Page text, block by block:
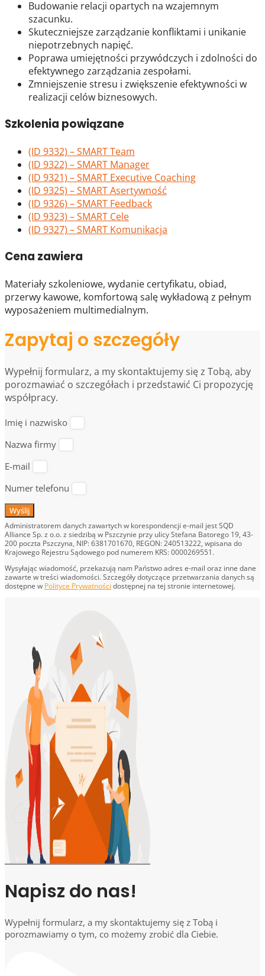
Budowanie relacji opartych na wzajemnym
szacunku.
Skuteczniejsze zarządzanie konfliktami i unikanie
niepotrzebnych napięć.
Poprawa umiejętności przywódczych i zdolności do
efektywnego zarządzania zespołami.
Zmniejszenie stresu i zwiększenie efektywności w
realizacji celów biznesowych.
Szkolenia powiązane
(ID 9332) – SMART Team
(ID 9322) – SMART Manager
(ID 9321) – SMART Executive Coaching
(ID 9325) – SMART Asertywność
(ID 9326) – SMART Feedback
(ID 9323) – SMART Cele
(ID 9327) – SMART Komunikacja
Cena zawiera
Materiały szkoleniowe, wydanie certyfikatu, obiad,
przerwy kawowe, komfortową salę wykładową z pełnym
wyposażeniem multimedialnym.
Zapytaj o szczegóły
Wypełnij formularz, a my skontaktujemy się z Tobą, aby
porozmawiać o szczegółach i przedstawić Ci propozycję
współpracy.
Imię i nazwisko
Nazwa firmy
E-mail
Numer telefonu
Wyślij
Administratorem danych zawartych w korespondencji e-mail jest SQD
Alliance Sp. z o.o. z siedzibą w Pszczynie przy ulicy Stefana Batorego 19, 43-
200 poczta Pszczyna, NIP: 6381701670, REGON: 240513222, wpisana do
Krajowego Rejestru Sądowego pod numerem KRS: 0000269551.
Wysyłając wiadomość, przekazują nam Państwo adres e-mail oraz inne dane
zawarte w treści wiadomości. Szczegóły dotyczące przetwarzania danych są
dostępne w Polityce Prywatności dostępnej na tej stronie internetowej.
Napisz do nas!
Wypełnij formularz, a my skontaktujemy się z Tobą i
porozmawiamy o tym, co możemy zrobić dla Ciebie.